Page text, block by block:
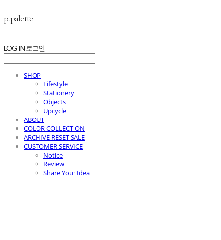
p.palette
LOG IN 로그인
SHOP
Lifestyle
Stationery
Objects
Upcycle
ABOUT
COLOR COLLECTION
ARCHIVE RESET SALE
CUSTOMER SERVICE
Notice
Review
Share Your Idea